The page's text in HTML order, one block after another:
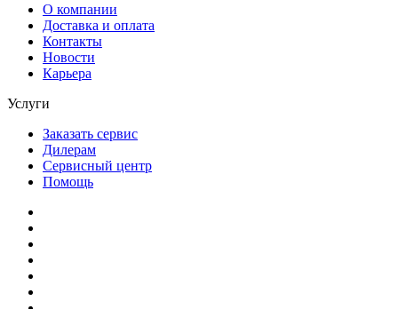
О компании
Доставка и оплата
Контакты
Новости
Карьера
Услуги
Заказать сервис
Дилерам
Сервисный центр
Помощь